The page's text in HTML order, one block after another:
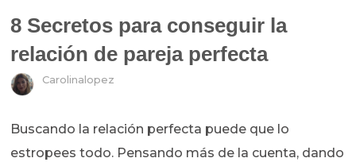
8 Secretos para conseguir la
relación de pareja perfecta
Carolinalopez
Buscando la relación perfecta puede que lo
estropees todo. Pensando más de la cuenta, dando